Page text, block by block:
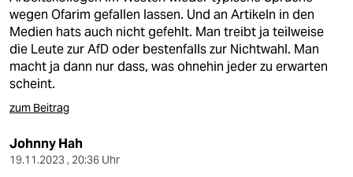
wegen Ofarim gefallen lassen. Und an Artikeln in den
Medien hats auch nicht gefehlt. Man treibt ja teilweise
die Leute zur AfD oder bestenfalls zur Nichtwahl. Man
macht ja dann nur dass, was ohnehin jeder zu erwarten
scheint.
zum Beitrag
Johnny Hah
19.11.2023 , 20:36 Uhr